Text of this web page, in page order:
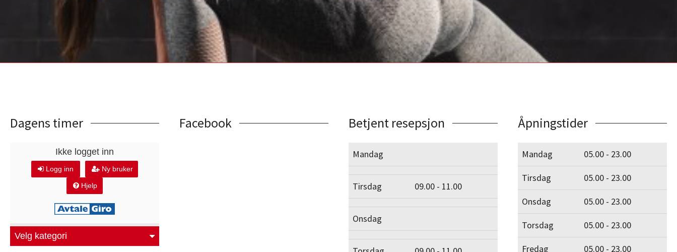
Dagens timer Facebook Betjent resepsjon
Mandag
Tirsdag 09.00 - 11.00
Onsdag
Åpningstider
Mandag 05.00 - 23.00
Tirsdag 05.00 - 23.00
Onsdag 05.00 - 23.00
Torsdag 05.00 - 23.00
Fredag 05.00 - 23.00